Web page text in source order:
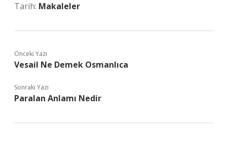
Tarih: Makaleler
Önceki Yazı
Vesail Ne Demek Osmanlıca
Sonraki Yazı
Paralan Anlamı Nedir